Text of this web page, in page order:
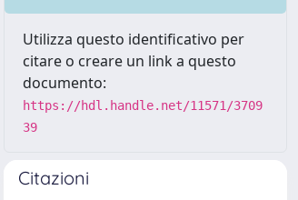
Utilizza questo identificativo per
citare o creare un link a questo
documento:
https://hdl.handle.net/11571/3709
39
Citazioni